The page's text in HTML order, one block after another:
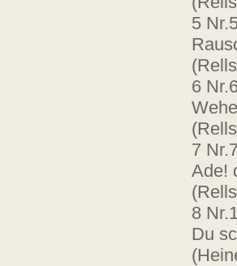
5
6
7
Ade!
8
Du